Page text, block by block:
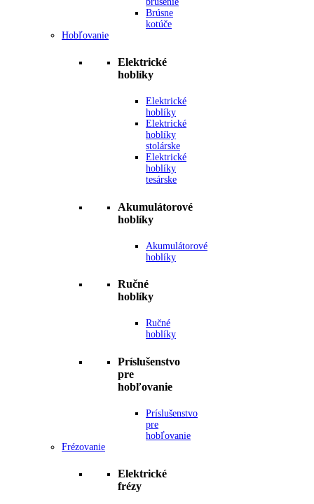
Brúsne
kotúče
Hobľovanie
Elektrické
hoblíky
Elektrické
hoblíky
Elektrické
hoblíky
stolárske
Elektrické
hoblíky
tesárske
Akumulátorové
hoblíky
Akumulátorové
hoblíky
Ručné
hoblíky
Ručné
hoblíky
Príslušenstvo
pre
hobľovanie
Príslušenstvo
pre
hobľovanie
Frézovanie
Elektrické
frézy